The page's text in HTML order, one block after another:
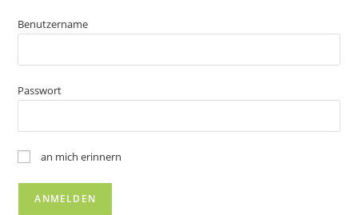
Benutzername
Passwort
an mich erinnern